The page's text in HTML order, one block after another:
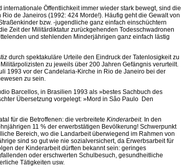
Öffentlichkeit immer wieder stark bewegt, sind die
Rio de Janeiros (1992: 424 Morde!). Häufig geht die Gewalt von
bzw. -jugendliche ganz einfach einschüchtern
Zeit der Militärdiktatur zurückgehenden Todesschwadronen
und stehlenden Minderjährigen ganz einfach lästig
durch spektakuläre Urteile den Eindruck der Tatenlosigkeit zu
zu jeweils über 200 Jahren Gefängnis verurteilt.
1993 vor der Candelaria-Kirche in Rio de Janeiro bei der
zu sein.
Barcellos, in Brasilien 1993 als »bestes Sachbuch des
Übersetzung vorgelegt: »Mord in Sâo Paulo  Den
für die Betroffenen: die verbreitete Kinderarbeit. In den
11 % der erwerbstätigen Bevölkerung! Schwerpunkt
Bereich, wo die Landarbeit überwiegend im Rahmen von
sind so gut wie nie sozialversichert, da Erwerbsarbeit für
der Kinderarbeit dürften bekannt sein: geringes
oder erschwerten Schulbesuch, gesundheitliche
Tätigkeiten usw.